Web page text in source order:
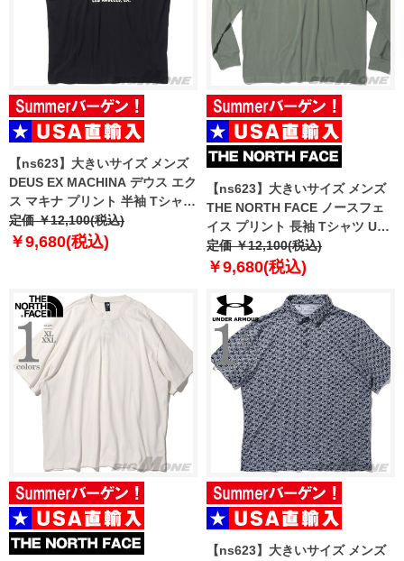
【ns623】大きいサイズ メンズ
DEUS EX MACHINA デウス エク
ス マキナ プリント 半袖 Tシャツ
USA直輸入 dmp251953d
定価 ￥12,100(税込)
￥9,680(税込)
【ns623】大きいサイズ メンズ
THE NORTH FACE ノースフェ
イス プリント 長袖 Tシャツ USA
直輸入 nf0a8evr-czo
定価 ￥12,100(税込)
￥9,680(税込)
【ns623】大きいサイズ メンズ